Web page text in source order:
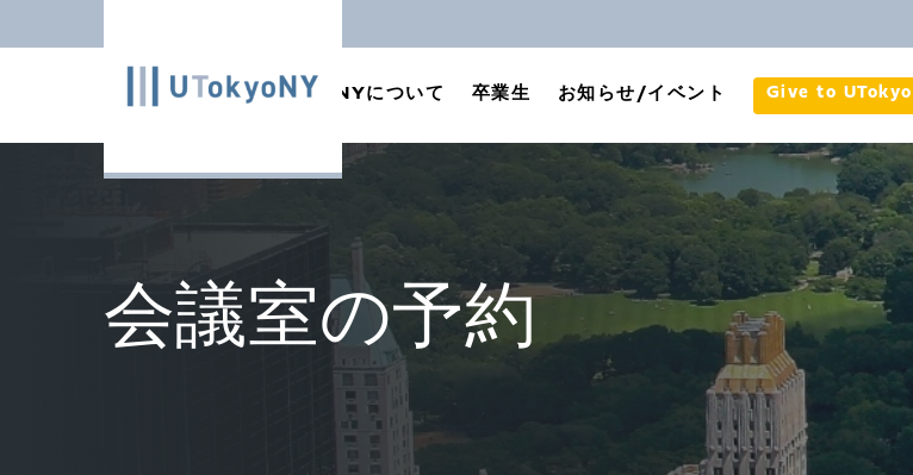
to
東京大学ニューヨークオフ
ィス
東京大学ニューヨークオフ
ィス
TOP UTokyoNYについて 卒業生 お知らせ/イベント Give to UTokyo
会議室の予約